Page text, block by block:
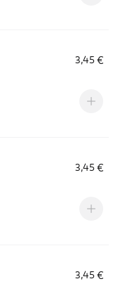
3,45 €
3,45 €
3,45 €